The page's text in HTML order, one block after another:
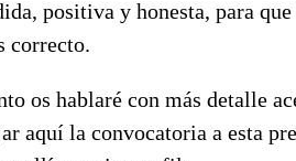
positiva y honesta, para
correcto.
os hablaré con más detalle
aquí la convocatoria a esta